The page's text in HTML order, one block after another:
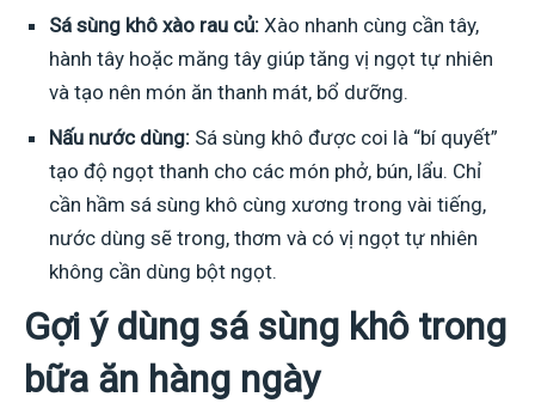
Sá sùng khô xào rau củ: Xào nhanh cùng cần tây,
hành tây hoặc măng tây giúp tăng vị ngọt tự nhiên
và tạo nên món ăn thanh mát, bổ dưỡng.
Nấu nước dùng: Sá sùng khô được coi là “bí quyết”
tạo độ ngọt thanh cho các món phở, bún, lẩu. Chỉ
cần hầm sá sùng khô cùng xương trong vài tiếng,
nước dùng sẽ trong, thơm và có vị ngọt tự nhiên
không cần dùng bột ngọt.
Gợi ý dùng sá sùng khô trong
bữa ăn hàng ngày